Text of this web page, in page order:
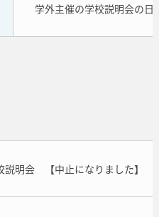
学外主催の学校説明会の
説明会 【中止になりました】